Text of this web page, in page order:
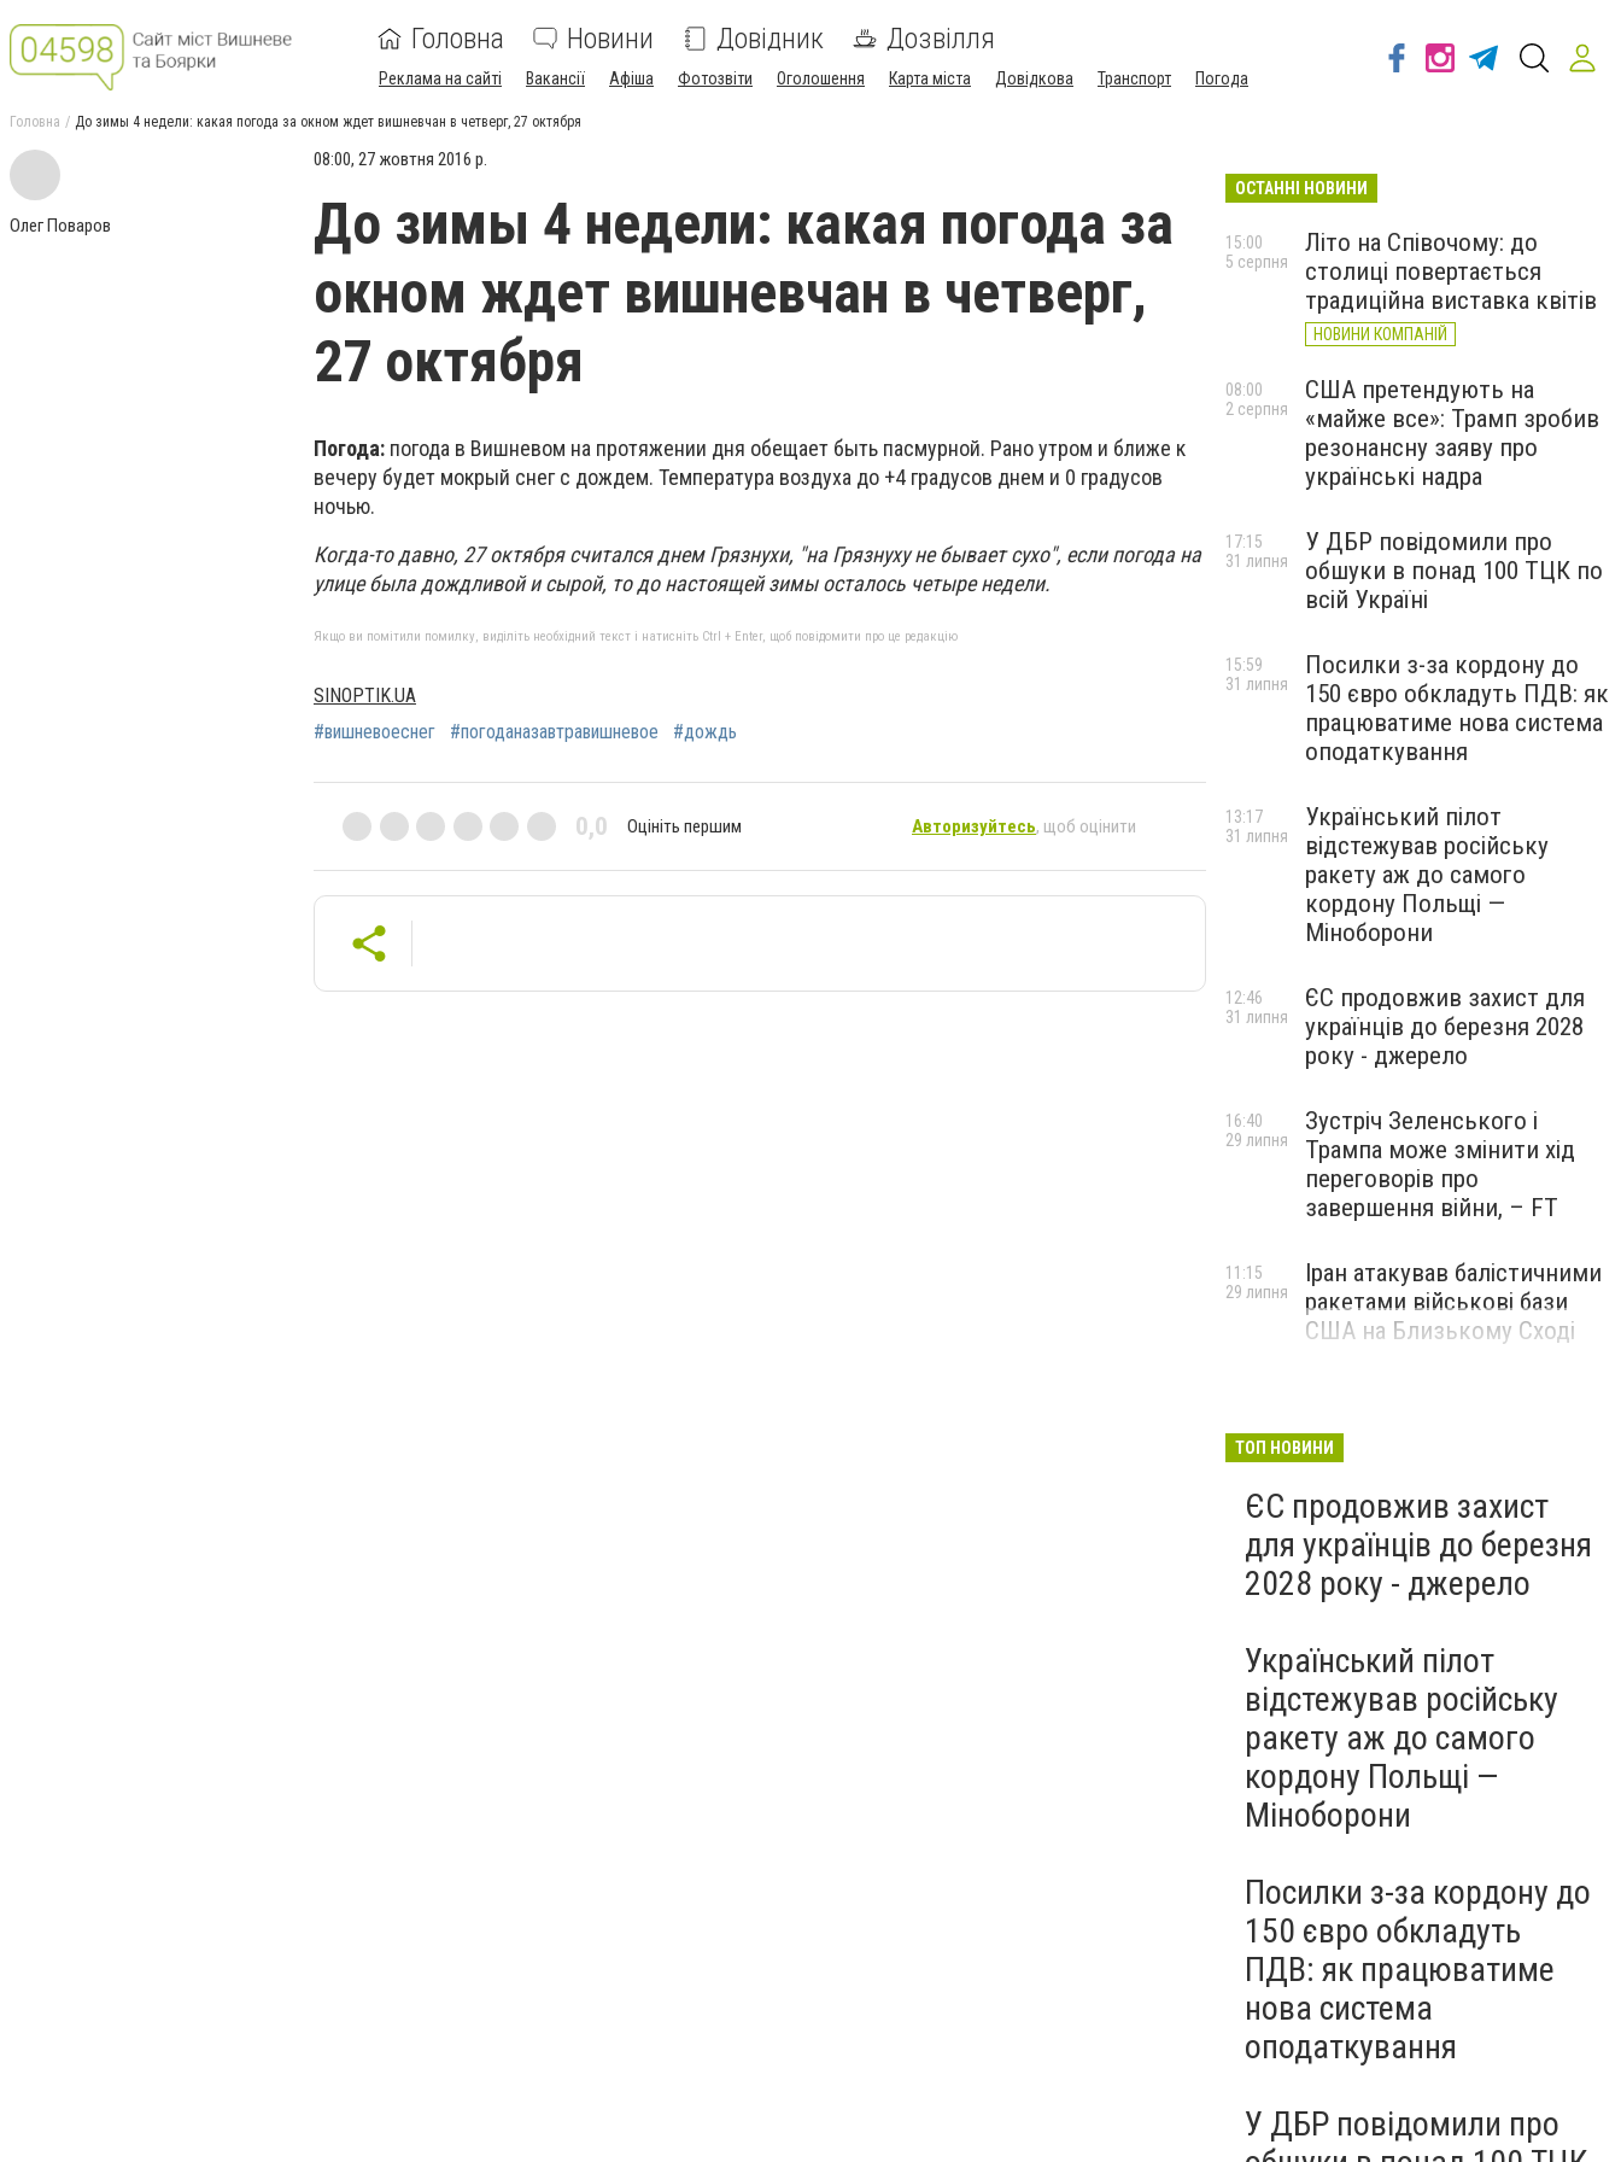
Головна Новини Довідник Дозвілля
Реклама на сайті Вакансії Афіша Фотозвіти Оголошення Карта міста Довідкова Транспорт Погода
Головна До зимы 4 недели: какая погода за окном ждет вишневчан в четверг, 27 октября
Олег Поваров
08:00, 27 жовтня 2016 р.
До зимы 4 недели: какая погода за
окном ждет вишневчан в четверг,
27 октября
Погода: погода в Вишневом на протяжении дня обещает быть пасмурной. Рано утром и ближе к
вечеру будет мокрый снег с дождем. Температура воздуха до +4 градусов днем и 0 градусов
ночью.
Когда-то давно, 27 октября считался днем Грязнухи, "на Грязнуху не бывает сухо", если погода на
улице была дождливой и сырой, то до настоящей зимы осталось четыре недели.
Якщо ви помітили помилку, виділіть необхідний текст і натисніть Ctrl + Enter, щоб повідомити про це редакцію
SINOPTIK.UA
#вишневоеснег
#погоданазавтравишневое #дождь
0,0 Оцініть першим Авторизуйтесь, щоб оцінити
ОСТАННІ НОВИНИ
Літо на Співочому: до
столиці повертається
традиційна виставка квітів
НОВИНИ КОМПАНІЙ
15:00
5 серпня
США претендують на
«майже все»: Трамп зробив
резонансну заяву про
українські надра
08:00
2 серпня
У ДБР повідомили про
обшуки в понад 100 ТЦК по
всій Україні
17:15
31 липня
Посилки з-за кордону до
150 євро обкладуть ПДВ: як
працюватиме нова система
оподаткування
15:59
31 липня
Український пілот
відстежував російську
ракету аж до самого
кордону Польщі —
Міноборони
13:17
31 липня
ЄС продовжив захист для
українців до березня 2028
року - джерело
12:46
31 липня
Зустріч Зеленського і
Трампа може змінити хід
переговорів про
завершення війни, – FT
16:40
29 липня
Іран атакував балістичними
ракетами військові бази
США на Близькому Сході
11:15
29 липня
ТОП НОВИНИ
ЄС продовжив захист
для українців до березня
2028 року - джерело
Український пілот
відстежував російську
ракету аж до самого
кордону Польщі —
Міноборони
Посилки з-за кордону до
150 євро обкладуть
ПДВ: як працюватиме
нова система
оподаткування
У ДБР повідомили про